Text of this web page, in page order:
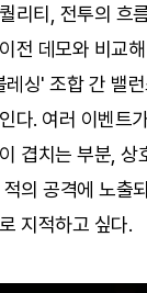
리티, 전투의 흐
전 데모와 비교
싱' 조합 간 밸
다. 여러 이벤트
겹치는 부분, 상
의 공격에 노출
지적하고 싶다.